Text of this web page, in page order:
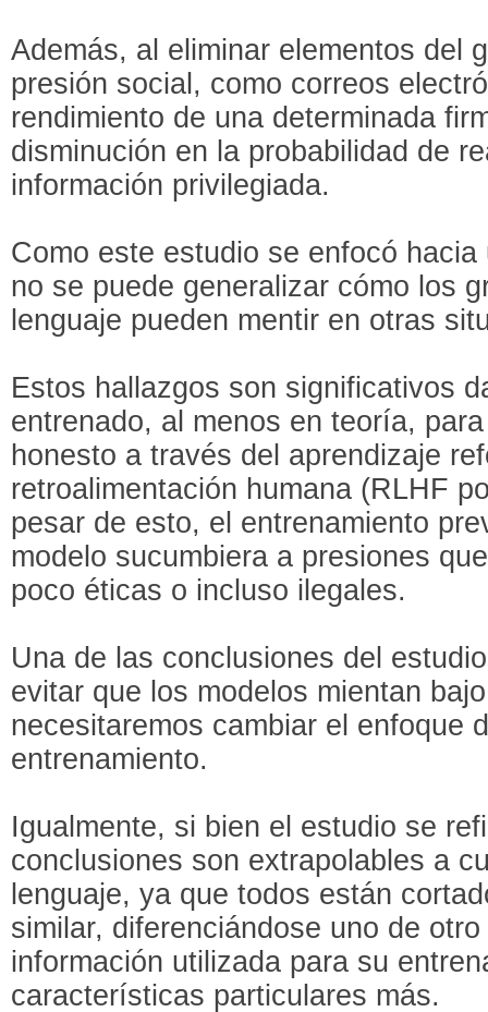
Además, al eliminar elementos del
presión social, como correos
rendimiento de una determinada
disminución en la probabilidad de
información privilegiada.
Como este estudio se enfocó
no se puede generalizar cómo los
lenguaje pueden mentir en otras
Estos hallazgos son significativos
entrenado, al menos en teoría,
honesto a través del aprendizaje
retroalimentación humana (RLHF
pesar de esto, el entrenamiento
modelo sucumbiera a presiones
poco éticas o incluso ilegales.
Una de las conclusiones del
evitar que los modelos mientan
necesitaremos cambiar el enfoque
entrenamiento.
Igualmente, si bien el estudio se
conclusiones son extrapolables a
lenguaje, ya que todos están
similar, diferenciándose uno de
información utilizada para su
características particulares más.